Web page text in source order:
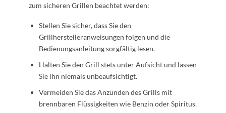
zum sicheren Grillen beachtet werden:
Stellen Sie sicher, dass Sie den
Grillherstelleranweisungen folgen und die
Bedienungsanleitung sorgfältig lesen.
Halten Sie den Grill stets unter Aufsicht und lassen
Sie ihn niemals unbeaufsichtigt.
Vermeiden Sie das Anzünden des Grills mit
brennbaren Flüssigkeiten wie Benzin oder Spiritus.